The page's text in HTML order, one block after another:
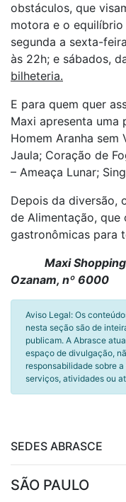
obstáculos, que
motora e o equilíbrio
segunda a sexta-
às 22h; e sábados,
bilheteria.
E para quem quer
Maxi apresenta uma
Homem Aranha
Jaula; Coração de
– Ameaça Lunar;
Depois da diversão,
de Alimentação,
gastronômicas para
Maxi Shopping
Ozanam, nº 6000
Aviso Legal: Os
nesta seção são de
publicam. A Abrasce
espaço de divulgação,
responsabilidade sobre
serviços, atividades ou
SEDES ABRASCE
SÃO PAULO